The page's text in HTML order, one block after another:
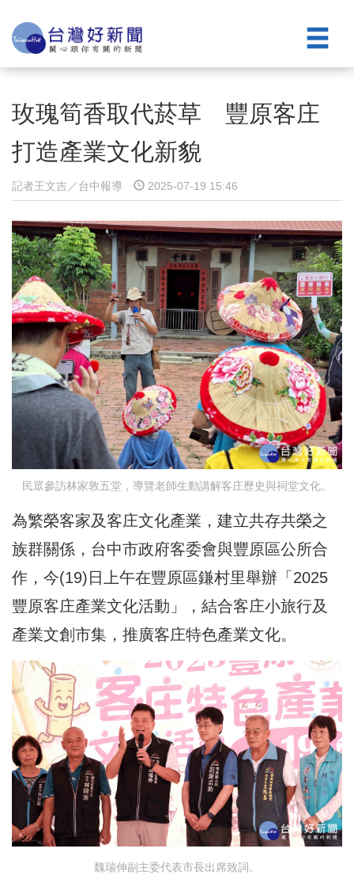
玫瑰筍香取代菸草 豐原客庄
打造產業文化新貌
記者王文吉／台中報導 2025-07-19 15:46
民眾參訪林家敦五堂，導覽老師生動講解客庄歷史與祠堂文化。
為繁榮客家及客庄文化產業，建立共存共榮之
族群關係，台中市政府客委會與豐原區公所合
作，今(19)日上午在豐原區鎌村里舉辦「2025
豐原客庄產業文化活動」，結合客庄小旅行及
產業文創市集，推廣客庄特色產業文化。
魏瑞伸副主委代表市長出席致詞。